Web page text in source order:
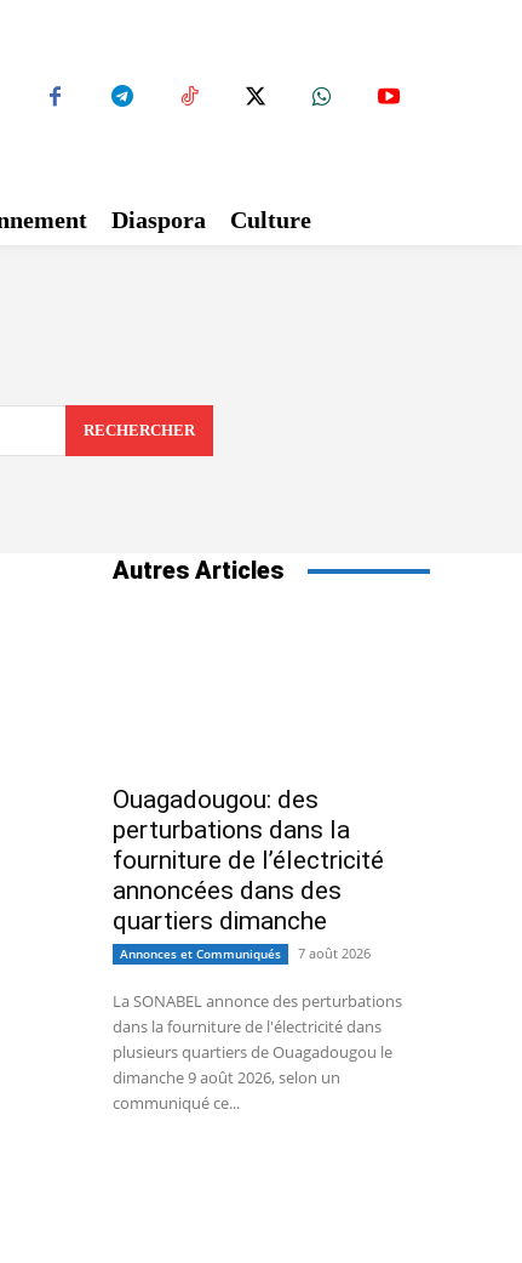
Diaspora Culture
RECHERCHER
Autres Articles
Ouagadougou: des
perturbations dans la
fourniture de l’électricité
annoncées dans des
quartiers dimanche
Annonces et Communiqués 7 août 2026
La SONABEL annonce des perturbations
dans la fourniture de l'électricité dans
plusieurs quartiers de Ouagadougou le
dimanche 9 août 2026, selon un
communiqué ce...